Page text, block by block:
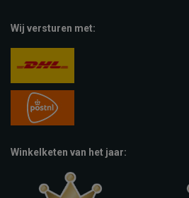
Wij versturen met:
Winkelketen van het jaar: